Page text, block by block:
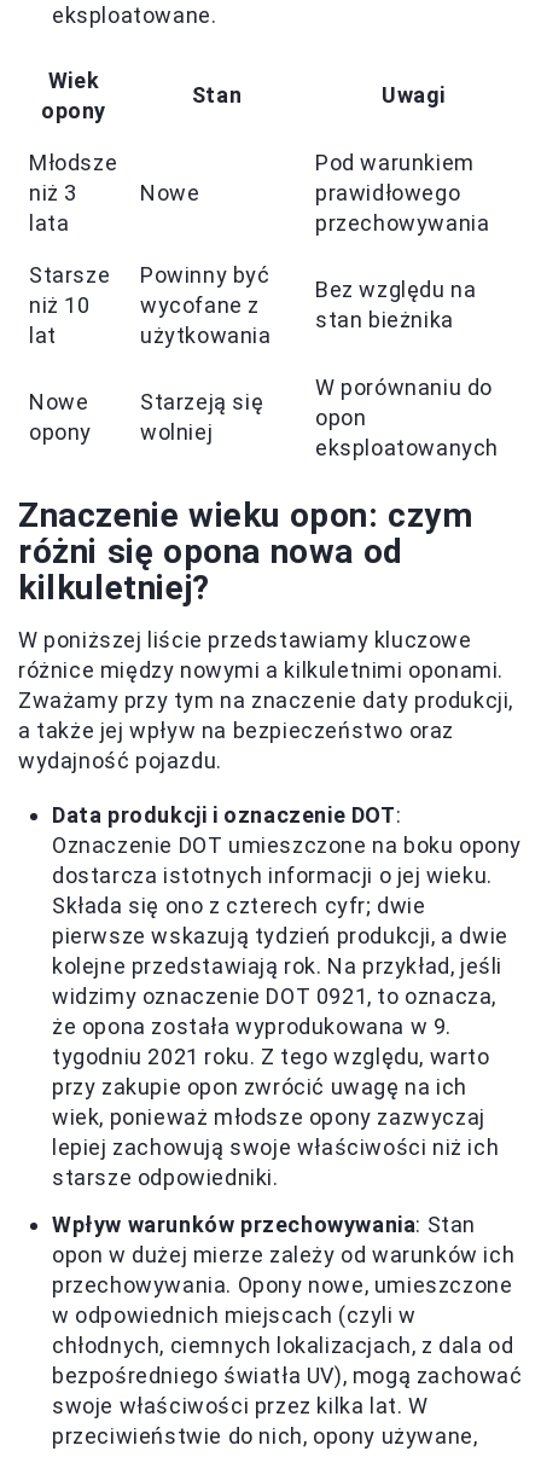
eksploatowane.
Wiek
opony
Stan Uwagi
Młodsze
niż 3
lata
Nowe
Pod warunkiem
prawidłowego
przechowywania
Starsze
niż 10
lat
Powinny być
wycofane z
użytkowania
Bez względu na
stan bieżnika
Nowe
opony
Starzeją się
wolniej
W porównaniu do
opon
eksploatowanych
Znaczenie wieku opon: czym
różni się opona nowa od
kilkuletniej?
W poniższej liście przedstawiamy kluczowe
różnice między nowymi a kilkuletnimi oponami.
Zważamy przy tym na znaczenie daty produkcji,
a także jej wpływ na bezpieczeństwo oraz
wydajność pojazdu.
Data produkcji i oznaczenie DOT:
Oznaczenie DOT umieszczone na boku opony
dostarcza istotnych informacji o jej wieku.
Składa się ono z czterech cyfr; dwie
pierwsze wskazują tydzień produkcji, a dwie
kolejne przedstawiają rok. Na przykład, jeśli
widzimy oznaczenie DOT 0921, to oznacza,
że opona została wyprodukowana w 9.
tygodniu 2021 roku. Z tego względu, warto
przy zakupie opon zwrócić uwagę na ich
wiek, ponieważ młodsze opony zazwyczaj
lepiej zachowują swoje właściwości niż ich
starsze odpowiedniki.
Wpływ warunków przechowywania: Stan
opon w dużej mierze zależy od warunków ich
przechowywania. Opony nowe, umieszczone
w odpowiednich miejscach (czyli w
chłodnych, ciemnych lokalizacjach, z dala od
bezpośredniego światła UV), mogą zachować
swoje właściwości przez kilka lat. W
przeciwieństwie do nich, opony używane,